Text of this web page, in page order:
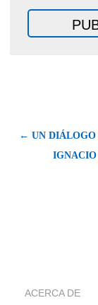
← UN DIÁLOGO
ACERCA DE